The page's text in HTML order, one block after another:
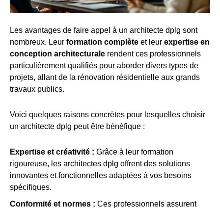
Les avantages de faire appel à un architecte dplg sont
nombreux. Leur formation complète et leur expertise en
conception architecturale rendent ces professionnels
particulièrement qualifiés pour aborder divers types de
projets, allant de la rénovation résidentielle aux grands
travaux publics.
Voici quelques raisons concrètes pour lesquelles choisir
un architecte dplg peut être bénéfique :
Expertise et créativité : Grâce à leur formation
rigoureuse, les architectes dplg offrent des solutions
innovantes et fonctionnelles adaptées à vos besoins
spécifiques.
Conformité et normes : Ces professionnels assurent